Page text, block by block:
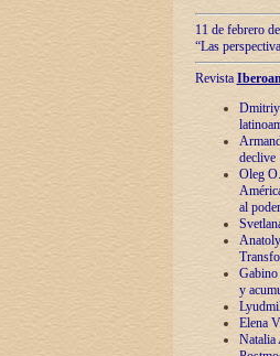
11 de febrero
“Las
Revista
Dmitriy
declive
Oleg
al poder
y
Elena
Natalia